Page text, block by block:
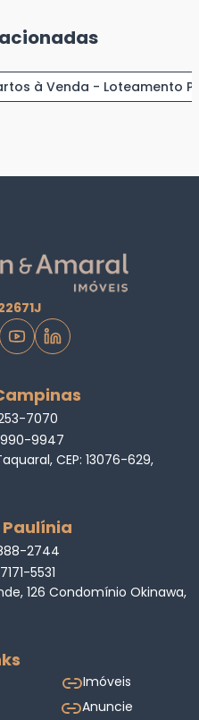
à Venda - Loteamento
7070
9947
CEP: 13076-629,
2744
5531
126 Condomínio Okinawa,
Imóveis
Anuncie